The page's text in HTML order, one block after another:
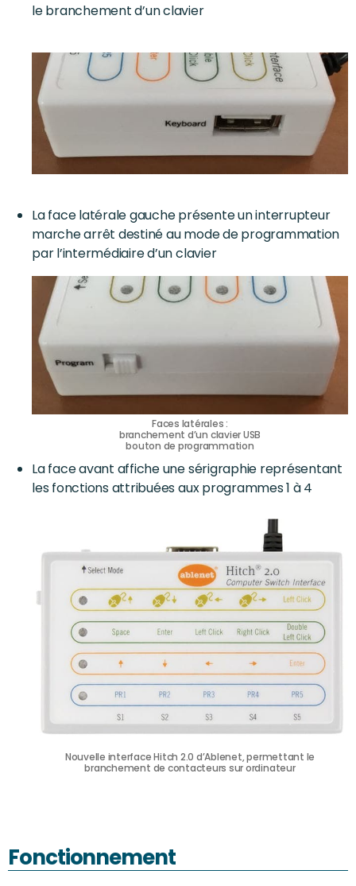
le branchement d’un clavier
La face latérale gauche présente un interrupteur
marche arrêt destiné au mode de programmation
par l’intermédiaire d’un clavier
Faces latérales :
branchement d’un clavier USB
bouton de programmation
La face avant affiche une sérigraphie représentant
les fonctions attribuées aux programmes 1 à 4
Nouvelle interface Hitch 2.0 d’Ablenet, permettant le
branchement de contacteurs sur ordinateur
Fonctionnement